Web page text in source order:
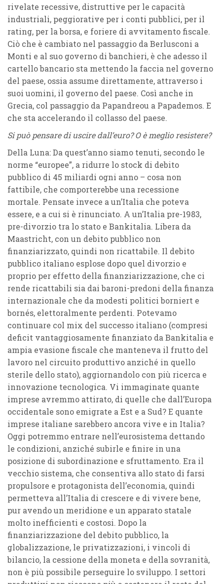
rivelate recessive, distruttive per le capacità
industriali, peggiorative per i conti pubblici, per il
rating, per la borsa, e foriere di avvitamento fiscale.
Ciò che è cambiato nel passaggio da Berlusconi a
Monti e al suo governo di banchieri, è che adesso il
cartello bancario sta mettendo la faccia nel governo
del paese, ossia assume direttamente, attraverso i
suoi uomini, il governo del paese. Così anche in
Grecia, col passaggio da Papandreou a Papademos. E
che sta accelerando il collasso del paese.
Si può pensare di uscire dall’euro? O è meglio resistere?
Della Luna: Da quest’anno siamo tenuti, secondo le
norme “europee”, a ridurre lo stock di debito
pubblico di 45 miliardi ogni anno – cosa non
fattibile, che comporterebbe una recessione
mortale. Pensate invece a un’Italia che poteva
essere, e a cui si è rinunciato. A un’Italia pre-1983,
pre-divorzio tra lo stato e Bankitalia. Libera da
Maastricht, con un debito pubblico non
finanziarizzato, quindi non ricattabile. Il debito
pubblico italiano esplose dopo quel divorzio e
proprio per effetto della finanziarizzazione, che ci
rende ricattabili sia dai baroni-predoni della finanza
internazionale che da modesti politici borniert e
bornés, elettoralmente perdenti. Potevamo
continuare col mix del successo italiano (compresi
deficit vantaggiosamente finanziato da Bankitalia e
ampia evasione fiscale che manteneva il frutto del
lavoro nel circuito produttivo anziché in quello
sterile dello stato), aggiornandolo con più ricerca e
innovazione tecnologica. Vi immaginate quante
imprese avremmo attirato, di quelle che dall’Europa
occidentale sono emigrate a Est e a Sud? E quante
imprese italiane sarebbero ancora vive e in Italia?
Oggi potremmo entrare nell’eurosistema dettando
le condizioni, anziché subirle e finire in una
posizione di subordinazione e sfruttamento. Era il
vecchio sistema, che consentiva allo stato di farsi
propulsore e protagonista dell’economia, quindi
permetteva all’Italia di crescere e di vivere bene,
pur avendo un meridione e un apparato statale
molto inefficienti e costosi. Dopo la
finanziarizzazione del debito pubblico, la
globalizzazione, le privatizzazioni, i vincoli di
bilancio, la cessione della moneta e della sovranità,
non è più possibile perseguire lo sviluppo. I settori